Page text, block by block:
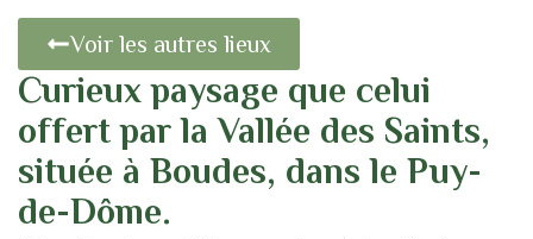
Voir les autres lieux
Curieux paysage que celui
offert par la Vallée des Saints,
située à Boudes, dans le Puy-
de-Dôme.